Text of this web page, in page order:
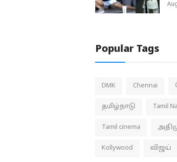
Popular Tags
DMK Chennai
தமிழ்நாடு Tamil
Tamil cinema
Kollywood விஜய்